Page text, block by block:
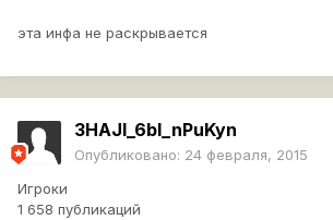
эта инфа не раскрывается
3HAJI_6bI_nPuKyn
Опубликовано: 24 февраля, 2015
Игроки
1 658 публикаций